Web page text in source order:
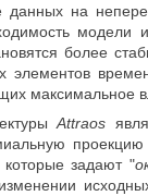
данных на
более
элементов
максимальное
Attraos
проекцию
которые задают "